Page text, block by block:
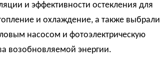
и эффективности остекления для
и охлаждение, а также выбрали
насосом и фотоэлектрическую
возобновляемой энергии.